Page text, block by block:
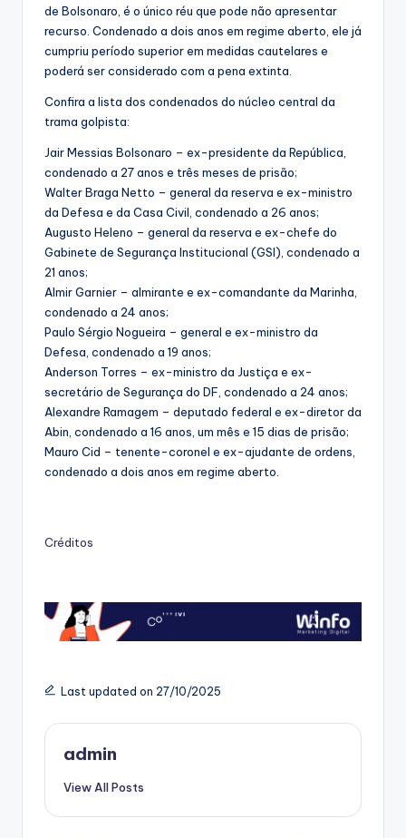
de Bolsonaro, é o único réu que pode não apresentar
recurso. Condenado a dois anos em regime aberto, ele já
cumpriu período superior em medidas cautelares e
poderá ser considerado com a pena extinta.
Confira a lista dos condenados do núcleo central da
trama golpista:
Jair Messias Bolsonaro – ex-presidente da República,
condenado a 27 anos e três meses de prisão;
Walter Braga Netto – general da reserva e ex-ministro
da Defesa e da Casa Civil, condenado a 26 anos;
Augusto Heleno – general da reserva e ex-chefe do
Gabinete de Segurança Institucional (GSI), condenado a
21 anos;
Almir Garnier – almirante e ex-comandante da Marinha,
condenado a 24 anos;
Paulo Sérgio Nogueira – general e ex-ministro da
Defesa, condenado a 19 anos;
Anderson Torres – ex-ministro da Justiça e ex-
secretário de Segurança do DF, condenado a 24 anos;
Alexandre Ramagem – deputado federal e ex-diretor da
Abin, condenado a 16 anos, um mês e 15 dias de prisão;
Mauro Cid – tenente-coronel e ex-ajudante de ordens,
condenado a dois anos em regime aberto.
Créditos
Last updated on 27/10/2025
admin
View All Posts